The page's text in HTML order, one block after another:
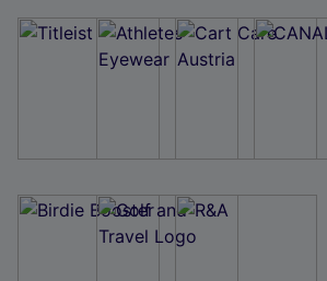
Wir und unsere Partner verarbeiten
Verwendung genauer Standortdaten.